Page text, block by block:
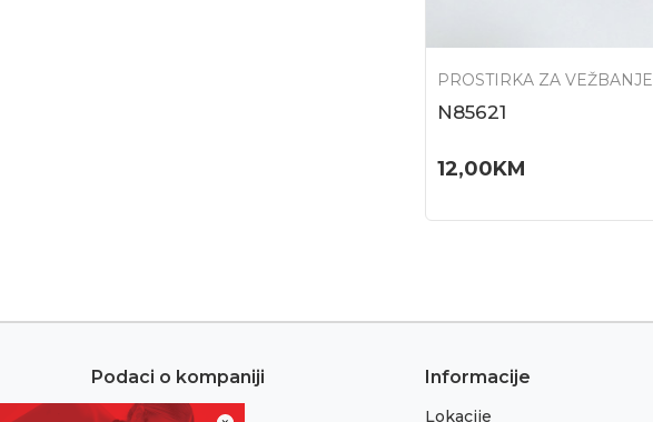
PROSTIRKA ZA VEŽBANJE
N85621
12,00KM
Podaci o kompaniji Informacije
Lokacije